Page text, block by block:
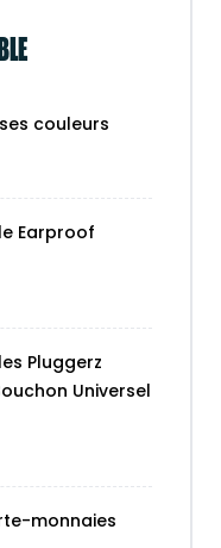
couleurs
Earproof
Pluggerz
Universel
monnaies